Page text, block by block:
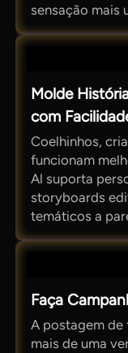
sensação mais
Molde
com
Coelhinhos,
funcionam
Al suporta
storyboards
temáticos a
Faça
A postagem de
mais de uma